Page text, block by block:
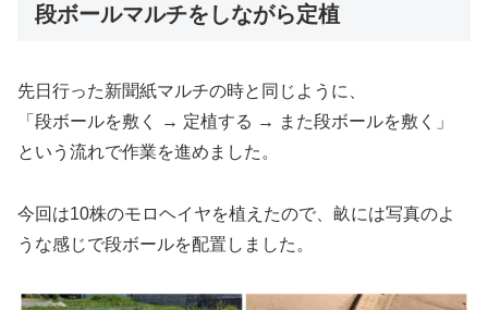
段ボールマルチをしながら定植
先日行った新聞紙マルチの時と同じように、
「段ボールを敷く → 定植する → また段ボールを敷く」
という流れで作業を進めました。
今回は10株のモロヘイヤを植えたので、畝には写真のよ
うな感じで段ボールを配置しました。